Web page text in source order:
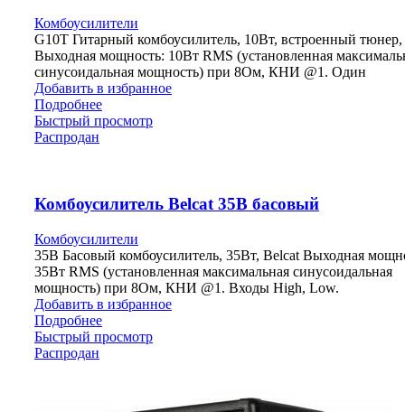
Комбоусилители
G10T Гитарный комбоусилитель, 10Вт, встроенный тюнер,
Выходная мощность: 10Вт RMS (установленная
синусоидальная мощность) при 8Ом, КНИ @1. Один
Добавить в избранное
Подробнее
Быстрый просмотр
Распродан
Комбоусилитель Belcat 35B басовый
Комбоусилители
35B Басовый комбоусилитель, 35Вт, Belcat Выходная
35Вт RMS (установленная максимальная синусоидальная
мощность) при 8Ом, КНИ @1. Входы High, Low.
Добавить в избранное
Подробнее
Быстрый просмотр
Распродан